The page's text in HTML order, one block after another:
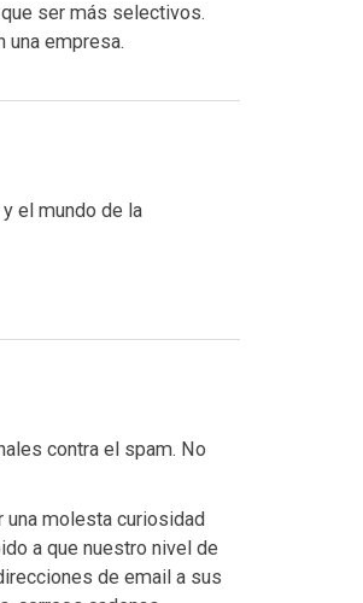
ser más selectivos.
una empresa.
el mundo de la
contra el spam. No
una molesta curiosidad
a que nuestro nivel de
de email a sus